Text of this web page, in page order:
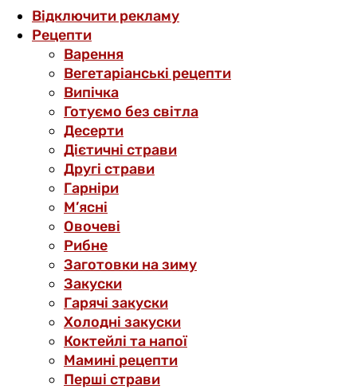
Відключити рекламу
Рецепти
Варення
Вегетаріанські рецепти
Випічка
Готуємо без світла
Десерти
Дієтичні страви
Другі страви
Гарніри
М’ясні
Овочеві
Рибне
Заготовки на зиму
Закуски
Гарячі закуски
Холодні закуски
Коктейлі та напої
Мамині рецепти
Перші страви